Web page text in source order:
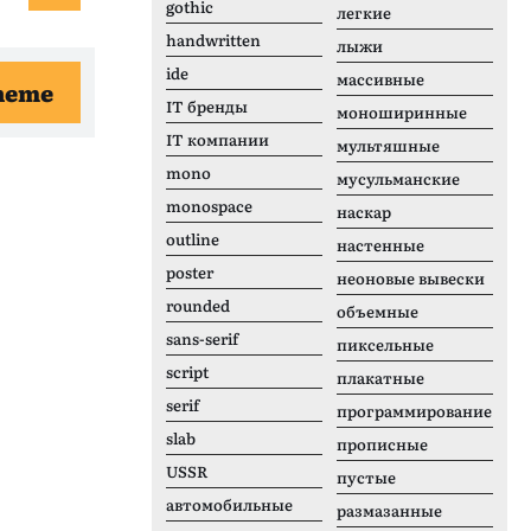
gothic
handwritten
ide
IT бренды
IT компании
mono
monospace
outline
poster
rounded
sans-serif
script
serif
slab
USSR
автомобильные
легкие
лыжи
массивные
моноширинные
мультяшные
мусульманские
наскар
настенные
неоновые вывески
объемные
пиксельные
плакатные
программирование
прописные
пустые
размазанные